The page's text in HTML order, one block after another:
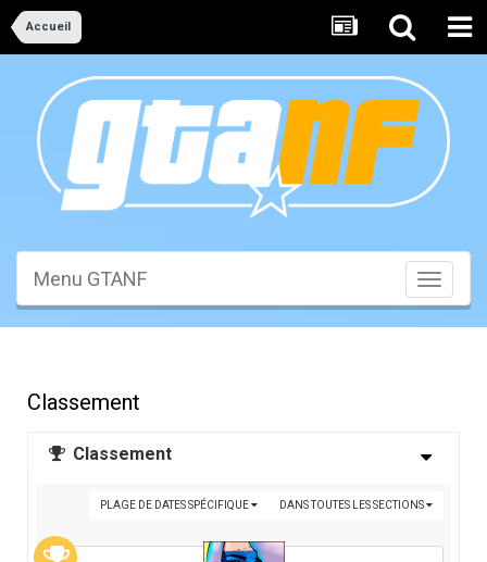
Accueil
Toggle
Menu GTANF
Classement
Classement
DANS TOUTES LES SECTIONS
PLAGE DE DATES SPÉCIFIQUE